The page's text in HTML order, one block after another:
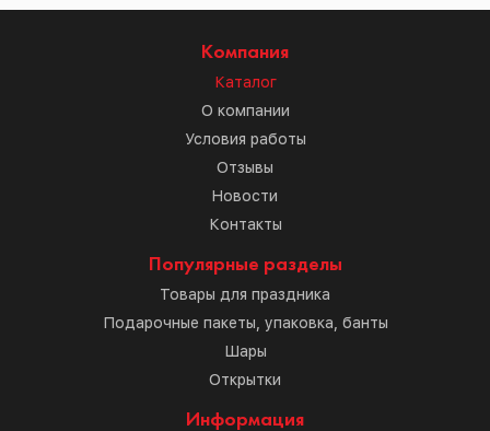
Компания
Каталог
О компании
Условия работы
Отзывы
Новости
Контакты
Популярные разделы
Товары для праздника
Подарочные пакеты, упаковка, банты
Шары
Открытки
Информация